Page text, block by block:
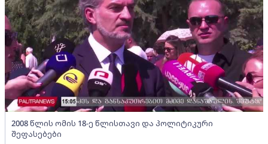
2008 წლის ომის 18-ე წლისთავი და პოლიტიკური
შეფასებები